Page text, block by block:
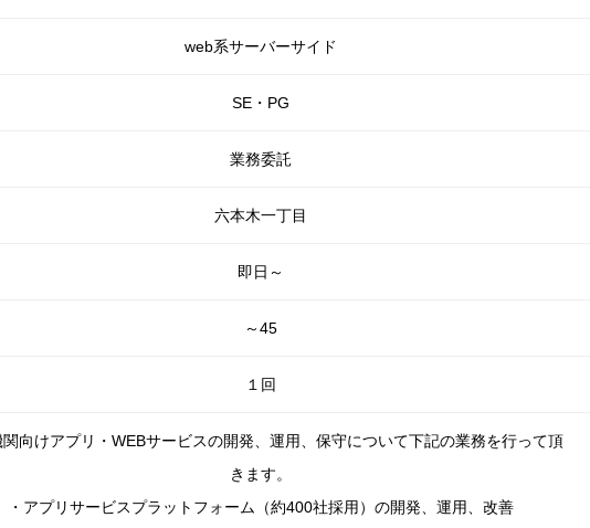
web系サーバーサイド
SE・PG
業務委託
六本木一丁目
即日～
～45
１回
向けアプリ・WEBサービスの開発、運用、保守について下記の業務を行って頂
きます。
・アプリサービスプラットフォーム（約400社採用）の開発、運用、改善